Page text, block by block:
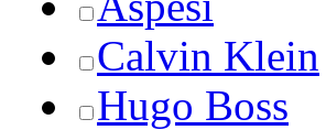
Calvin Klein
Hugo Boss